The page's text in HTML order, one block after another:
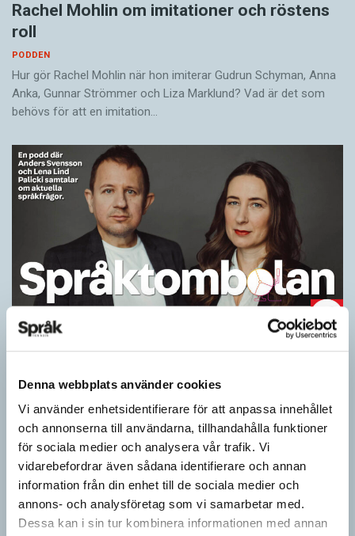
Denna webbplats använder cookies
Vi använder enhetsidentifierare för att anpassa innehållet
och annonserna till användarna, tillhandahålla funktioner
för sociala medier och analysera vår trafik. Vi
vidarebefordrar även sådana identifierare och annan
information från din enhet till de sociala medier och
annons- och analysföretag som vi samarbetar med.
Dessa kan i sin tur kombinera informationen med annan
Rachel Mohlin om imitationer och röstens
roll
PODDEN
Hur gör Rachel Mohlin när hon imiterar Gudrun Schyman, Anna
Anka, Gunnar Strömmer och Liza Marklund? Vad är det som
behövs för att en imitation…
När skrivs förkortningar gement eller
Varför rekommenderar språkvården skrivsätt som aids och
Saab? Vilka är principerna för när förkortningar ska skrivas
versalt eller gement? Och har det blivit dags att…